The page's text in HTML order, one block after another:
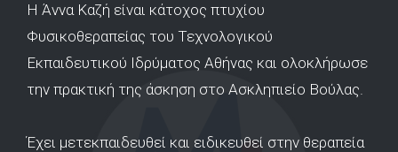
H Άννα Καζή είναι κάτοχος πτυχίου
Φυσικοθεραπείας του Τεχνολογικού
Εκπαιδευτικού Ιδρύματος Αθήνας και ολοκλήρωσε
την πρακτική της άσκηση στο Ασκληπιείο Βούλας.
Έχει μετεκπαιδευθεί και ειδικευθεί στην θεραπεία